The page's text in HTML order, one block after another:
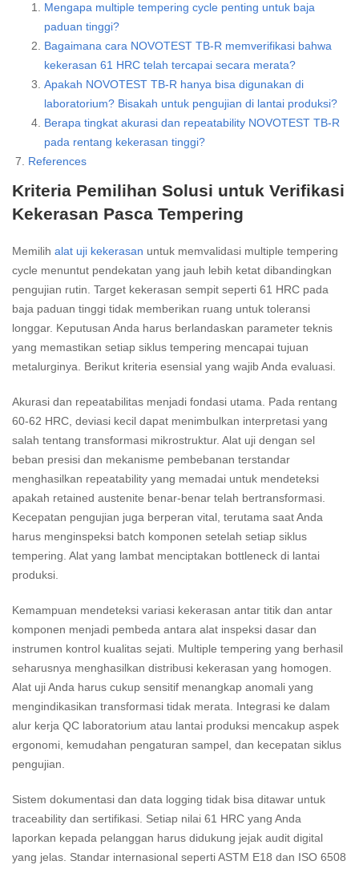
Mengapa multiple tempering cycle penting untuk baja
paduan tinggi?
Bagaimana cara NOVOTEST TB-R memverifikasi bahwa
kekerasan 61 HRC telah tercapai secara merata?
Apakah NOVOTEST TB-R hanya bisa digunakan di
laboratorium? Bisakah untuk pengujian di lantai produksi?
Berapa tingkat akurasi dan repeatability NOVOTEST TB-R
pada rentang kekerasan tinggi?
References
Kriteria Pemilihan Solusi untuk Verifikasi
Kekerasan Pasca Tempering
Memilih alat uji kekerasan untuk memvalidasi multiple tempering
cycle menuntut pendekatan yang jauh lebih ketat dibandingkan
pengujian rutin. Target kekerasan sempit seperti 61 HRC pada
baja paduan tinggi tidak memberikan ruang untuk toleransi
longgar. Keputusan Anda harus berlandaskan parameter teknis
yang memastikan setiap siklus tempering mencapai tujuan
metalurginya. Berikut kriteria esensial yang wajib Anda evaluasi.
Akurasi dan repeatabilitas menjadi fondasi utama. Pada rentang
60-62 HRC, deviasi kecil dapat menimbulkan interpretasi yang
salah tentang transformasi mikrostruktur. Alat uji dengan sel
beban presisi dan mekanisme pembebanan terstandar
menghasilkan repeatability yang memadai untuk mendeteksi
apakah retained austenite benar-benar telah bertransformasi.
Kecepatan pengujian juga berperan vital, terutama saat Anda
harus menginspeksi batch komponen setelah setiap siklus
tempering. Alat yang lambat menciptakan bottleneck di lantai
produksi.
Kemampuan mendeteksi variasi kekerasan antar titik dan antar
komponen menjadi pembeda antara alat inspeksi dasar dan
instrumen kontrol kualitas sejati. Multiple tempering yang berhasil
seharusnya menghasilkan distribusi kekerasan yang homogen.
Alat uji Anda harus cukup sensitif menangkap anomali yang
mengindikasikan transformasi tidak merata. Integrasi ke dalam
alur kerja QC laboratorium atau lantai produksi mencakup aspek
ergonomi, kemudahan pengaturan sampel, dan kecepatan siklus
pengujian.
Sistem dokumentasi dan data logging tidak bisa ditawar untuk
traceability dan sertifikasi. Setiap nilai 61 HRC yang Anda
laporkan kepada pelanggan harus didukung jejak audit digital
yang jelas. Standar internasional seperti ASTM E18 dan ISO 6508